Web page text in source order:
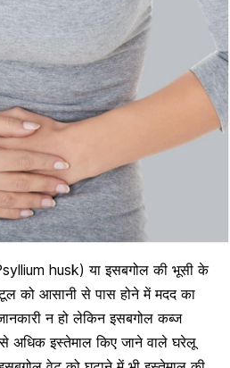
husk) या इसबगोल की भूसी के
को आसानी से पास होने में मदद का
न हो लेकिन इसबगोल कब्ज
इस्तेमाल किए जाने वाले घरेलू